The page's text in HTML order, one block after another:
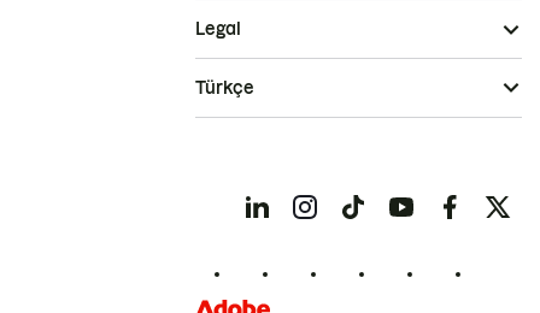
Legal
Türkçe